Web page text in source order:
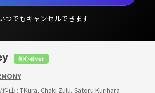
つでもキャンセルできます
初心者ver
/作曲 : T.Kura, Chaki Zulu, Satoru Kurihara